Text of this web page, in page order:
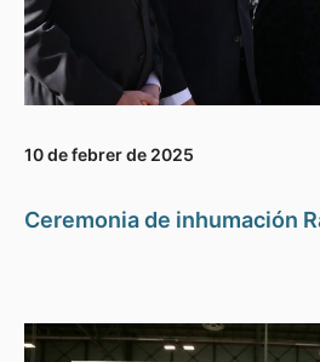
10 de febrer de 2025
Ceremonia de inhumación